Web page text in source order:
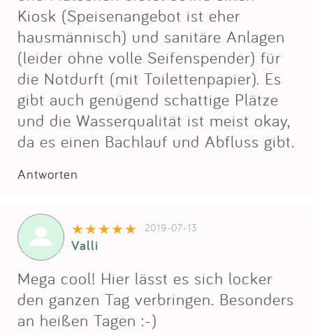
Kiosk (Speisenangebot ist eher
hausmännisch) und sanitäre Anlagen
(leider ohne volle Seifenspender) für
die Notdurft (mit Toilettenpapier). Es
gibt auch genügend schattige Plätze
und die Wasserqualität ist meist okay,
da es einen Bachlauf und Abfluss gibt.
Antworten
2019-07-13
Valli
Mega cool! Hier lässt es sich locker
den ganzen Tag verbringen. Besonders
an heißen Tagen :-)